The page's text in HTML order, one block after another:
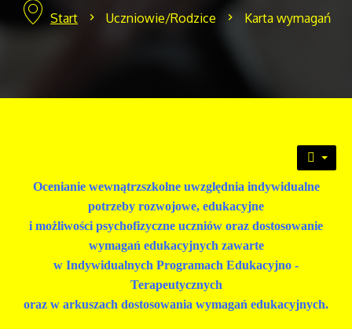
Start Uczniowie/Rodzice Karta wymagań
Ocenianie wewnątrzszkolne uwzględnia indywidualne
potrzeby rozwojowe, edukacyjne
i możliwości psychofizyczne uczniów oraz dostosowanie
wymagań edukacyjnych zawarte
w Indywidualnych Programach Edukacyjno -
Terapeutycznych
oraz w arkuszach dostosowania wymagań edukacyjnych.